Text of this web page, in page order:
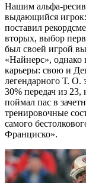
Нашим альфа-
выдающийся
поставил
вторых, выбор
был своей игрой
«Найнерс», однако
карьеры: свою и
легендарного Т. О.
30% передач из
поймал пас в
тренировочные
самого
Франциско».